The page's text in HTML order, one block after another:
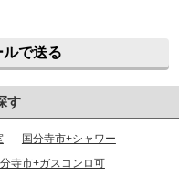
ルで送る
す
国分寺市+シャワー
寺市+ガスコンロ可